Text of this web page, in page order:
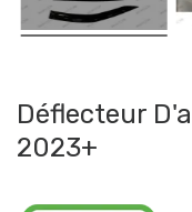
Déflecteur
2023+